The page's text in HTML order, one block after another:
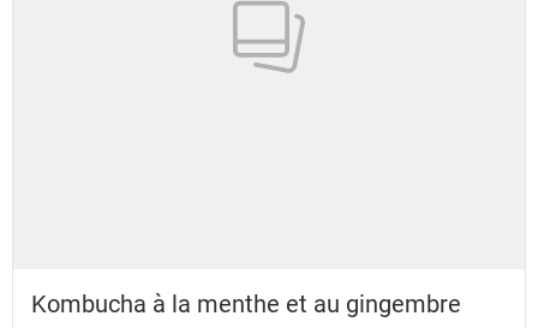
Kombucha à la menthe et au gingembre